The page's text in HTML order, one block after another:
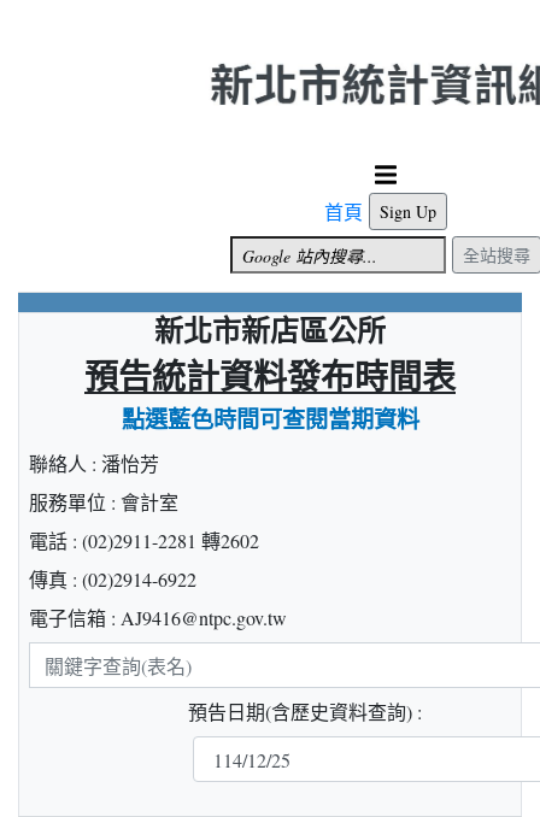
首頁
Sign Up
全站搜尋
新北市新店區公所
預告統計資料發布時間表
點選藍色時間可查閱當期資料
聯絡人 : 潘怡芳
服務單位 : 會計室
電話 : (02)2911-2281 轉2602
傳真 : (02)2914-6922
電子信箱 : AJ9416@ntpc.gov.tw
關
鍵
預告日期(含歷史資料查詢) :